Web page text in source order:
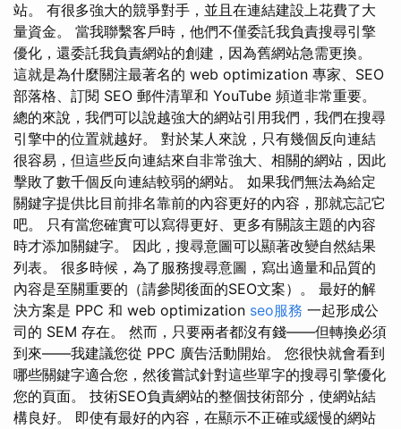
站。 有很多強大的競爭對手，並且在連結建設上花費了大
量資金。 當我聯繫客戶時，他們不僅委託我負責搜尋引擎
優化，還委託我負責網站的創建，因為舊網站急需更換。
這就是為什麼關注最著名的 web optimization 專家、SEO
部落格、訂閱 SEO 郵件清單和 YouTube 頻道非常重要。
總的來說，我們可以說越強大的網站引用我們，我們在搜尋
引擎中的位置就越好。 對於某人來說，只有幾個反向連結
很容易，但這些反向連結來自非常強大、相關的網站，因此
擊敗了數千個反向連​​結較弱的網站。 如果我們無法為給定
關鍵字提供比目前排名靠前的內容更好的內容，那就忘記它
吧。 只有當您確實可以寫得更好、更多有關該主題的內容
時才添加關鍵字。 因此，搜尋意圖可以顯著改變自然結果
列表。 很多時候，為了服務搜尋意圖，寫出適量和品質的
內容是至關重要的（請參閱後面的SEO文案）。 最好的解
決方案是 PPC 和 web optimization seo服務 一起形成公
司的 SEM 存在。 然而，只要兩者都沒有錢——但轉換必須
到來——我建議您從 PPC 廣告活動開始。 您很快就會看到
哪些關鍵字適合您，然後嘗試針對這些單字的搜尋引擎優化
您的頁面。 技術SEO負責網站的整個技術部分，使網站結
構良好。 即使有最好的內容，在顯示不正確或緩慢的網站